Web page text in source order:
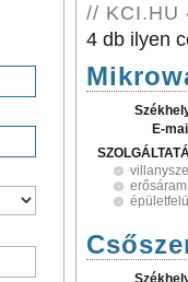
// KCI.HU
4 db ilyen
E-
erősáram